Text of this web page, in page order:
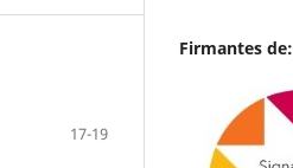
17-19
Firmantes de: